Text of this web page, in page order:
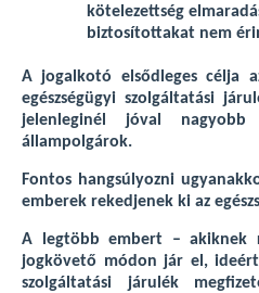
kötelezettség
biztosítottakat nem
A jogalkotó elsődleges célja
egészségügyi szolgáltatási
jelenleginél jóval
állampolgárok.
Fontos hangsúlyozni
emberek rekedjenek ki az
A legtöbb embert – akiknek
jogkövető módon jár el,
szolgáltatási járulék